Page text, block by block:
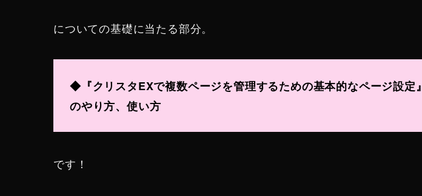
についての基礎に当たる部分。
◆『クリスタEXで複数ページを管理するための基本的なページ設定』
のやり方、使い方
です！